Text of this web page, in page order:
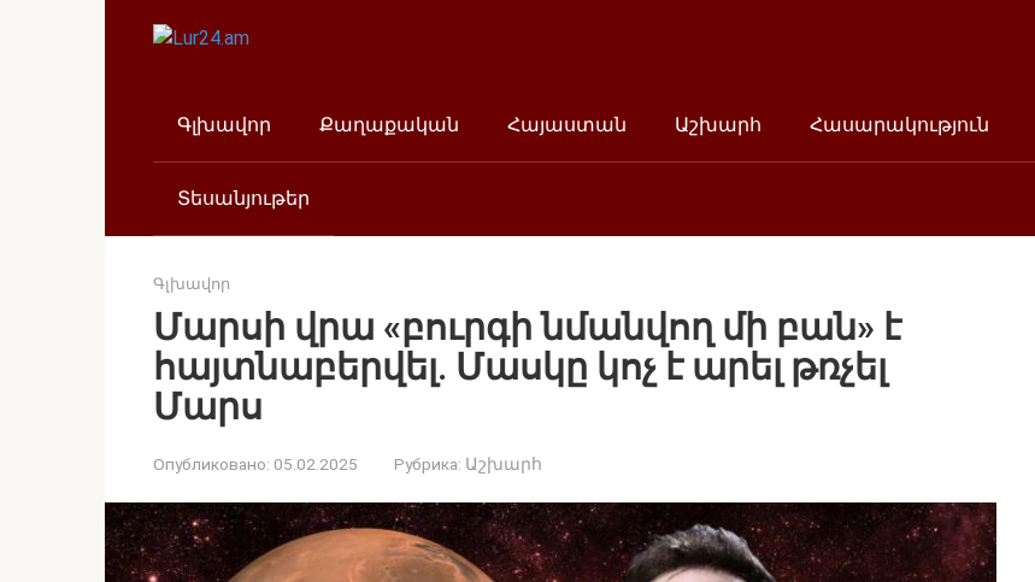
Գլխավոր Քաղաքական Հայաստան Աշխարհ Հասարակություն
Տեսանյութեր
Գլխավոր
Մարսի վրա «բուրգի նմանվող մի բան» է
հայտնաբերվել. Մասկը կոչ է արել թռչել
Մարս
Опубликовано: 05.02.2025 Рубрика: Աշխարհ